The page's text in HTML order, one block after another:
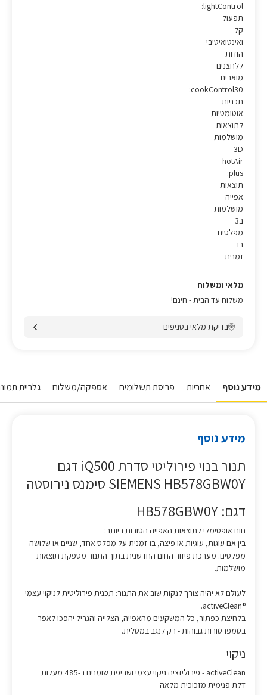
lightControl:
תפעול
קל
ואינטואיטיבי
הודות
ללחצנים
מוארים
cookControl30:
תכניות
אוטומטיות
לתוצאות
מושלמות
3D
hotAir
plus:
תוצאות
אפייה
מושלמות
ב3
מפלסים
בו
זמנית
מלאי ומשלוח
משלוח עד הבית - חינם!
בדיקת מלאי בסניפים
מידע נוסף אחריות פריסת תשלומים אספקה/משלוח גלריית
מידע נוסף
תנור בנוי פירוליטי סדרת iQ500 דגם
SIEMENS HB578GBW0Y סימנס נירוסטה
דגם: HB578GBW0Y
חום אופטימלי לתוצאות האפייה הטובות ביותר:
בין אם עוגות, עוגיות או פיצה, בו-זמנית על מפלס אחד, שניים או שלושה
מפלסים. מערכת פיזור החום החדשנית בתוך התנור מספקת תוצאות
מושלמות.
לעולם לא יהיה צורך לנקות שוב את התנור: תכנית פירוליטית לניקוי עצמי
activeClean®‎.
בלחיצת כפתור, כל המשקעים מהאפייה, הצלייה והגריל יהפכו לאפר
בטמפרטורות גבוהות - רק לנגב במטלית.
ניקוי
activeClean - פירוליזציה ניקוי עצמי ושריפת שומנים ב-485 מעלות
דלת פנימית מזכוכית מלאה